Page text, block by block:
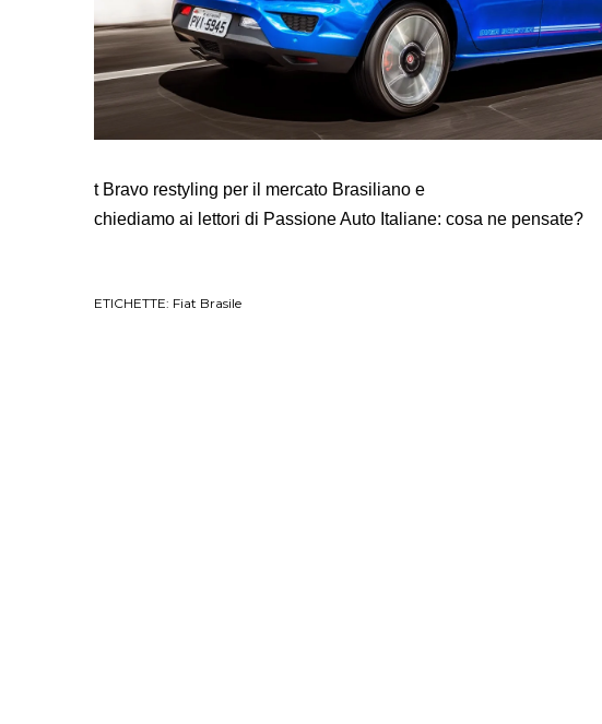
t Bravo restyling per il mercato Brasiliano e
chiediamo ai lettori di Passione Auto Italiane: cosa ne pensate?
ETICHETTE: Fiat Brasile